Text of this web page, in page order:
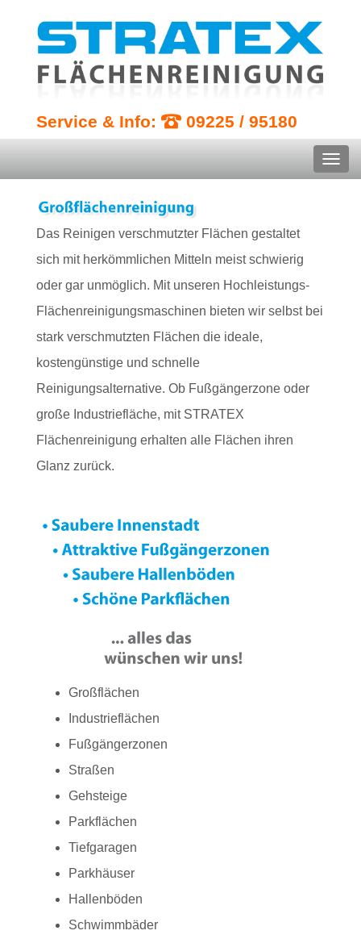
Service & Info: 09225 / 95180
Das Reinigen verschmutzter Flächen gestaltet
sich mit herkömmlichen Mitteln meist schwierig
oder gar unmöglich. Mit unseren Hochleistungs-
Flächenreinigungsmaschinen bieten wir selbst bei
stark verschmutzten Flächen die ideale,
kostengünstige und schnelle
Reinigungsalternative. Ob Fußgängerzone oder
große Industriefläche, mit STRATEX
Flächenreinigung erhalten alle Flächen ihren
Glanz zurück.
Großflächen
Industrieflächen
Fußgängerzonen
Straßen
Gehsteige
Parkflächen
Tiefgaragen
Parkhäuser
Hallenböden
Schwimmbäder